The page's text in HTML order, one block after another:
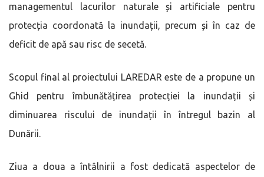
managementul lacurilor naturale și artificiale pentru
protecția coordonată la inundații, precum și în caz de
deficit de apă sau risc de secetă.
Scopul final al proiectului LAREDAR este de a propune un
Ghid pentru îmbunătățirea protecției la inundații și
diminuarea riscului de inundații în întregul bazin al
Dunării.
Ziua a doua a întâlnirii a fost dedicată aspectelor de